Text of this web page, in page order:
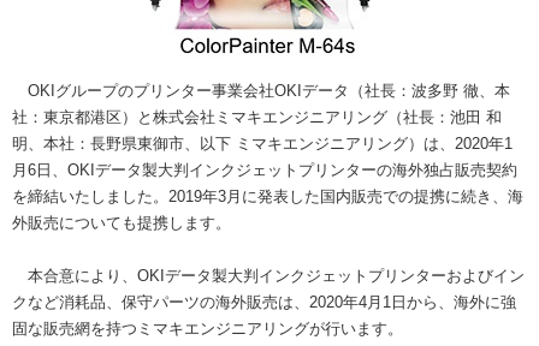
OKIグループのプリンター事業会社OKIデータ（社長：波多野 徹、本
社：東京都港区）と株式会社ミマキエンジニアリング（社長：池田 和
明、本社：長野県東御市、以下 ミマキエンジニアリング）は、2020年1
月6日、OKIデータ製大判インクジェットプリンターの海外独占販売契約
を締結いたしました。2019年3月に発表した国内販売での提携に続き、海
外販売についても提携します。
本合意により、OKIデータ製大判インクジェットプリンターおよびイン
クなど消耗品、保守パーツの海外販売は、2020年4月1日から、海外に強
固な販売網を持つミマキエンジニアリングが行います。